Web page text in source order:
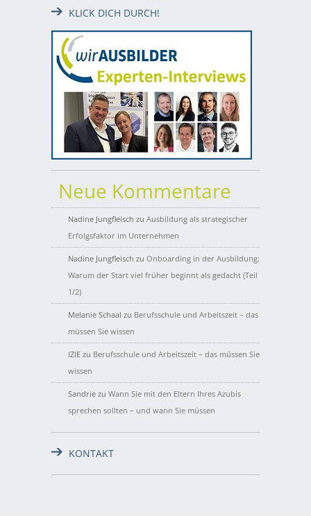
KLICK DICH DURCH!
Neue Kommentare
Nadine Jungfleisch zu Ausbildung als strategischer
Erfolgsfaktor im Unternehmen
Nadine Jungfleisch zu Onboarding in der Ausbildung:
Warum der Start viel früher beginnt als gedacht (Teil
1/2)
Melanie Schaal zu Berufsschule und Arbeitszeit – das
müssen Sie wissen
IZIE zu Berufsschule und Arbeitszeit – das müssen Sie
wissen
Sandrie zu Wann Sie mit den Eltern Ihres Azubis
sprechen sollten – und wann Sie müssen
KONTAKT